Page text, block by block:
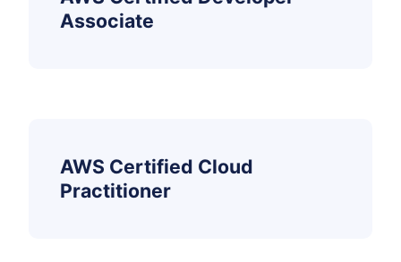
Associate
AWS Certified Cloud
Practitioner